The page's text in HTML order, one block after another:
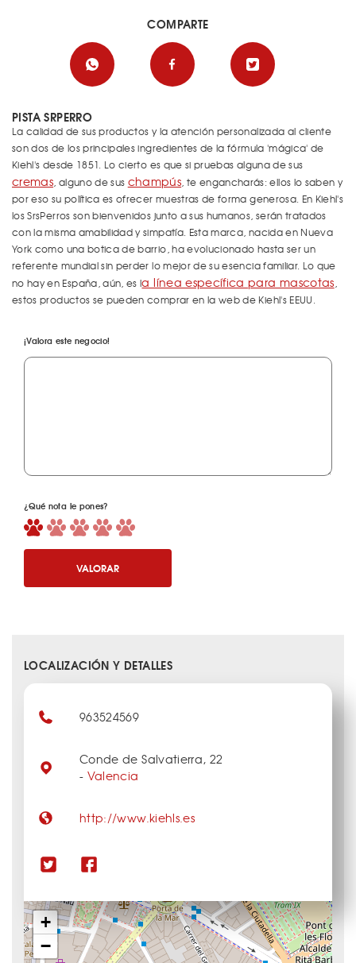
PISTA SRPERRO
La calidad de sus productos y la atención personalizada al cliente
son dos de los principales ingredientes de la fórmula 'mágica' de
Kiehl's desde 1851. Lo cierto es que si pruebas alguna de sus
cremas, alguno de sus champús, te engancharás: ellos lo saben y
por eso su política es ofrecer muestras de forma generosa. En Kiehl's
los SrsPerros son bienvenidos junto a sus humanos, serán tratados
con la misma amabilidad y simpatía. Esta marca, nacida en Nueva
York como una botica de barrio, ha evolucionado hasta ser un
referente mundial sin perder lo mejor de su esencia familiar. Lo que
no hay en España, aún, es la línea específica para mascotas,
estos productos se pueden comprar en la web de Kiehl's EEUU.
¡Valora este negocio!
¿Qué nota le pones?
VALORAR
COMPARTE
LOCALIZACIÓN Y DETALLES
+
−
963524569
Conde de Salvatierra, 22
- Valencia
http://www.kiehls.es